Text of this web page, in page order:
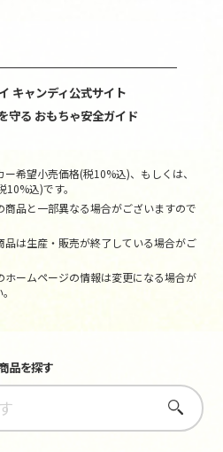
キャンディ公式サイト
守る おもちゃ安全ガイド
希望小売価格(税10%込)、もしくは、
込)です。
品と一部異なる場合がございますので
は生産・販売が終了している場合がご
ームページの情報は変更になる場合が
品を探す
さがす